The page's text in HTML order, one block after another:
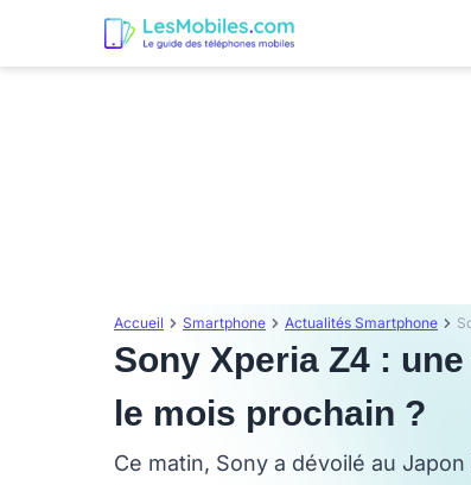
Accueil Smartphone Actualités Smartphone
Sony Xperia Z4 :
le mois prochain ?
Ce matin, Sony a dévoilé au